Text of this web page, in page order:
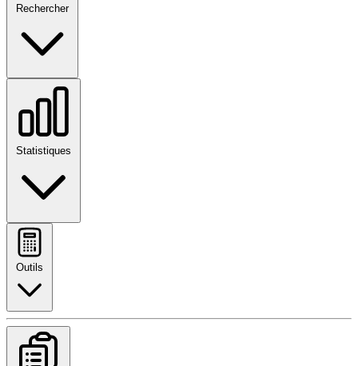
Rechercher
Statistiques
Outils